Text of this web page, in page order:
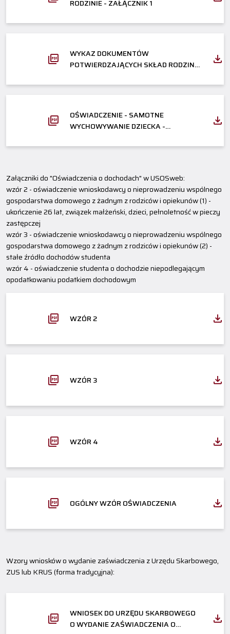
RODZINIE - ZAŁĄCZNIK 1
WYKAZ DOKUMENTÓW
POTWIERDZAJĄCYCH SKŁAD RODZINY
WNIOSKODAWCY - ZAŁĄCZNIK 2
OŚWIADCZENIE - SAMOTNE
WYCHOWYWANIE DZIECKA -
STYPENDIUM SOCJALNE W
Załączniki do "Oświadczenia o dochodach" w USOSweb:
wzór 2 - oświadczenie wnioskodawcy o nieprowadzeniu wspólnego
gospodarstwa domowego z żadnym z rodziców i opiekunów (1) -
ukończenie 26 lat, związek małżeński, dzieci, pełnoletność w pieczy
zastępczej
wzór 3 - oświadczenie wnioskodawcy o nieprowadzeniu wspólnego
gospodarstwa domowego z żadnym z rodziców i opiekunów (2) -
stałe źródło dochodów studenta
wzór 4 - oświadczenie studenta o dochodzie niepodlegającym
opodatkowaniu podatkiem dochodowym
WZÓR 2
WZÓR 3
WZÓR 4
OGÓLNY WZÓR OŚWIADCZENIA
Wzory wniosków o wydanie zaświadczenia z Urzędu Skarbowego,
ZUS lub KRUS (forma tradycyjna):
WNIOSEK DO URZĘDU SKARBOWEGO
O WYDANIE ZAŚWIADCZENIA O